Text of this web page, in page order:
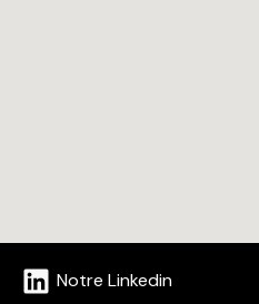
Notre Linkedin